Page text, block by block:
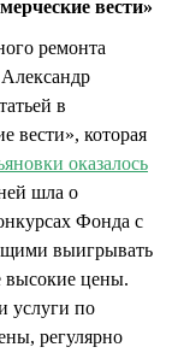
вести»
ремонта
в
вести», которая
оказалось
шла о
Фонда с
выигрывать
высокие цены.
услуги по
регулярно